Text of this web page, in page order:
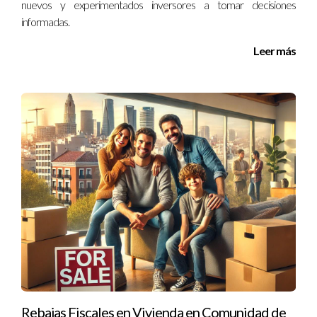
Perder oportunidades:La sobrevaloración puede
resultar en que tu propiedad permanezca en el
mercado durante meses sin éxito, lo que podría
“La verdad puede ser incómoda, pero es el
primer paso hacia una decisión informada”
PREGUNTAS FRECUENTES
¿Cuál es la diferencia entre un agente
inmobiliario y un perito judicial?
Un agente inmobiliario se enfoca en la venta de
propiedades, a menudo buscando maximizar el precio
para obtener una comisión. Un perito judicial, por otro
nuevos y experimentados inversores a tomar decisiones
informadas.
Leer más
Rebajas Fiscales en Vivienda en Comunidad de